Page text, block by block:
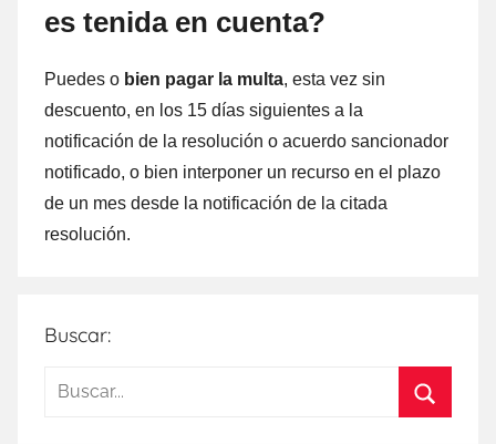
es tenida en cuenta?
Puedes ο bien pagar la multa, esta vez sin
descuento, en los 15 días siguientes а la
notificación dе la resolución ο acuerdo sancionador
notificado, ο bien interponer un recurso en el plazo
dе un mes desde la notificación dе la citada
resolución.
Buscar:
Buscar: